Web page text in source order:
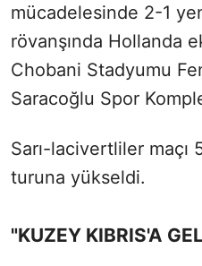
mücadelesinde 2-1
rövanşında Hollanda
Chobani Stadyumu
Saracoğlu Spor
Sarı-lacivertliler
turuna yükseldi.
"KUZEY KIBRIS'A